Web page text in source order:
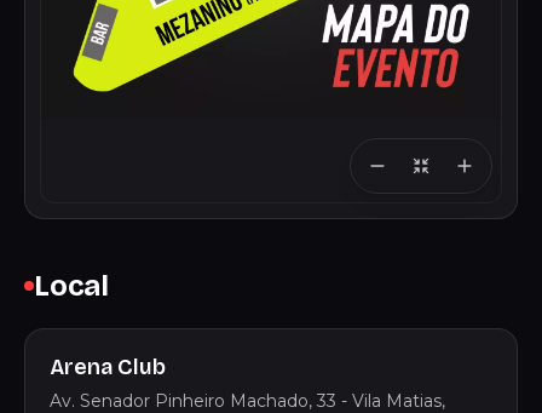
Local
Arena Club
Av. Senador Pinheiro Machado, 33 - Vila Matias,